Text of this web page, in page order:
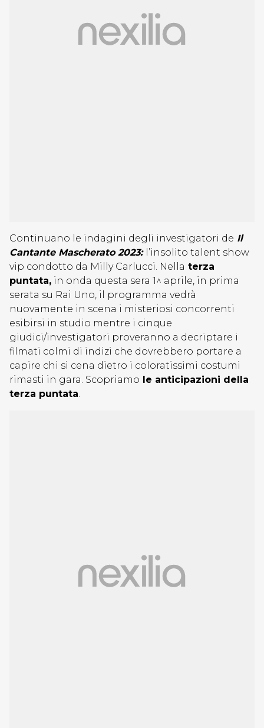
Continuano le indagini degli investigatori de Il
Cantante Mascherato 2023: l’insolito talent show
vip condotto da Milly Carlucci. Nella terza
puntata, in onda questa sera 1^ aprile, in prima
serata su Rai Uno, il programma vedrà
nuovamente in scena i misteriosi concorrenti
esibirsi in studio mentre i cinque
giudici/investigatori proveranno a decriptare i
filmati colmi di indizi che dovrebbero portare a
capire chi si cena dietro i coloratissimi costumi
rimasti in gara. Scopriamo le anticipazioni della
terza puntata.